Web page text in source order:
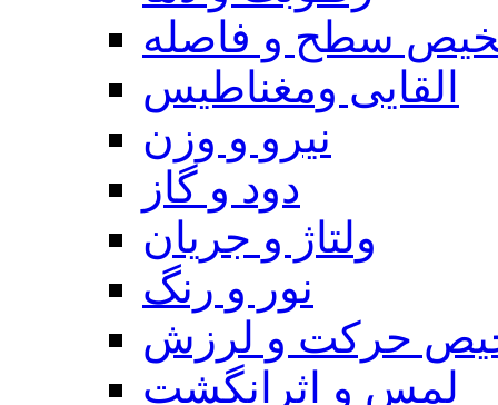
سطح و فاصله
القایی ومغناطیس
نیرو و وزن
دود و گاز
ولتاژ و جریان
نور و رنگ
حرکت و لرزش
لمس و اثرانگشت